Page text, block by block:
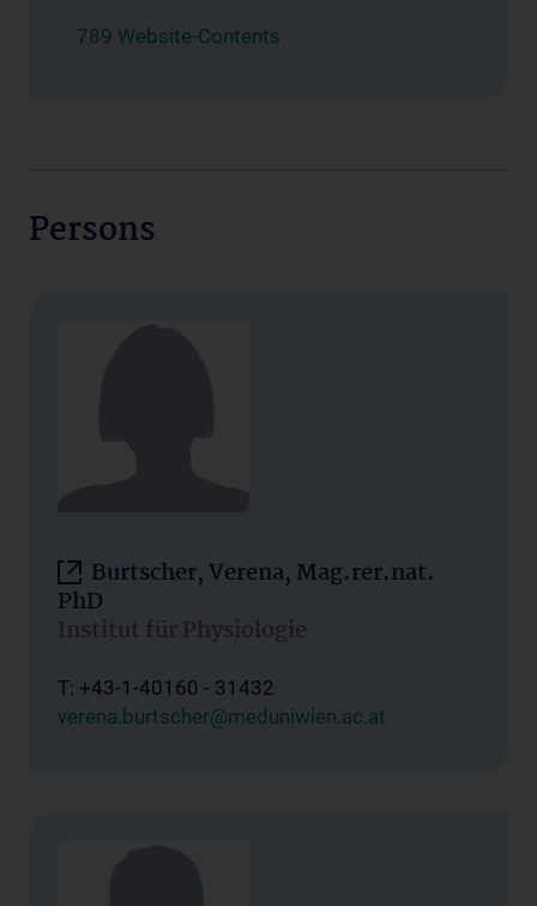
789 Website-Contents
Persons
Burtscher, Verena, Mag.rer.nat.
PhD
Institut für Physiologie
T: +43-1-40160 - 31432
verena.burtscher@meduniwien.ac.at